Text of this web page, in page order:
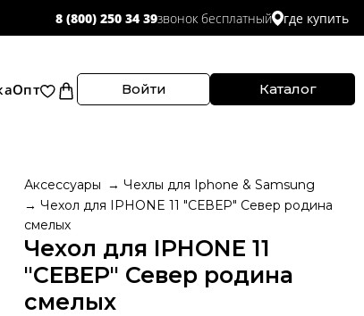
8 (800) 250 34 39звонок бесплатный где купить
Опт Войти Каталог
Аксессуары
Чехлы для Iphone & Samsung
Чехол для IPHONE 11 "СЕВЕР" Север родина
смелых
Чехол для IPHONE 11
"СЕВЕР" Север родина
смелых